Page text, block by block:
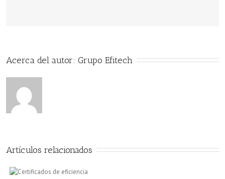
Acerca del autor: Grupo Efitech
Artículos relacionados